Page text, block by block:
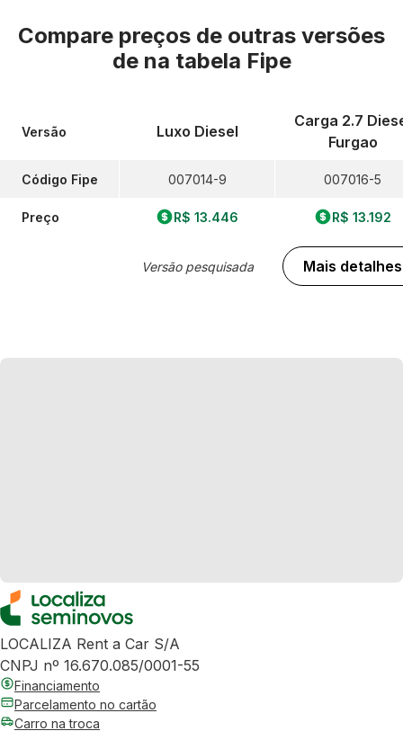
Compare preços de outras versões
de na tabela Fipe
Versão
Código Fipe
Preço
Luxo Diesel
007014-9
R$ 13.446
Versão pesquisada
Carga 2.7
Furgao
007016-5
R$ 13.192
Mais detalhes
LOCALIZA Rent a Car S/A
CNPJ nº 16.670.085/0001-55
Financiamento
Parcelamento no cartão
Carro na troca